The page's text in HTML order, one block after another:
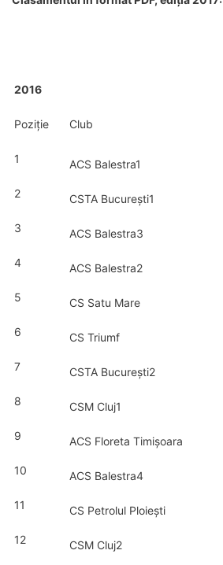
2016
Poziție Club
1 ACS Balestra1
2 CSTA București1
3 ACS Balestra3
4 ACS Balestra2
5 CS Satu Mare
6 CS Triumf
7 CSTA București2
8 CSM Cluj1
9 ACS Floreta Timișoara
10 ACS Balestra4
11 CS Petrolul Ploiești
12 CSM Cluj2